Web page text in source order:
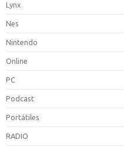
Lynx
Nes
Nintendo
Online
PC
Podcast
Portátiles
RADIO